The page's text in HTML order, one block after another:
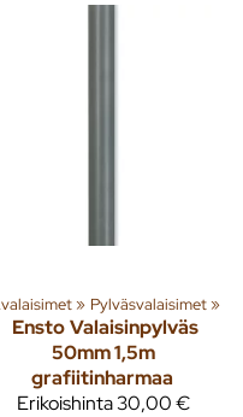
Ulkovalaisimet‪» Pylväsvalaisimet‪»
Ensto Valaisinpylväs
50mm 1,5m
grafiitinharmaa
Erikoishinta30,00 €